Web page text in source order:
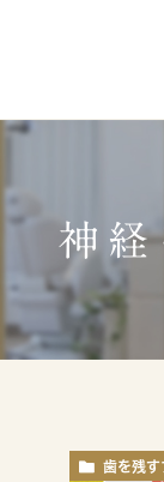
神経
歯を残す